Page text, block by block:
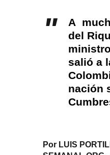
A
del
salió a
nación
Por LUIS